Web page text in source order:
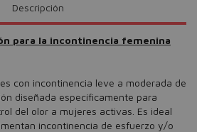
Descripción
para la incontinencia femenina
con incontinencia leve a moderada de
diseñada específicamente para
del olor a mujeres activas. Es ideal
incontinencia de esfuerzo y/o